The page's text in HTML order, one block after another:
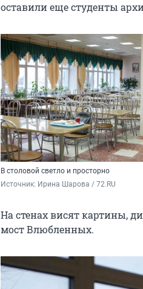
оставили еще студенты
В столовой светло и просторно
Источник: Ирина Шарова / 72.RU
На стенах висят картины,
мост Влюбленных.